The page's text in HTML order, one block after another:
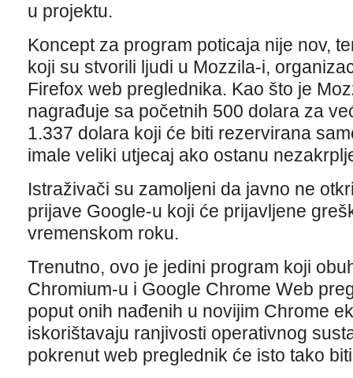
u projektu.
Koncept za program poticaja nije nov,
koji su stvorili ljudi u Mozzila-i,
Firefox web preglednika. Kao što je
nagrađuje sa početnih 500 dolara za
1.337 dolara koji će biti rezervirana
imale veliki utjecaj ako ostanu
Istraživači su zamoljeni da javno ne
prijave Google-u koji će prijavljene
vremenskom roku.
Trenutno, ovo je jedini program koji
Chromium-u i Google Chrome Web
poput onih nađenih u novijim Chrome
iskorištavaju ranjivosti operativnog
pokrenut web preglednik će isto tako